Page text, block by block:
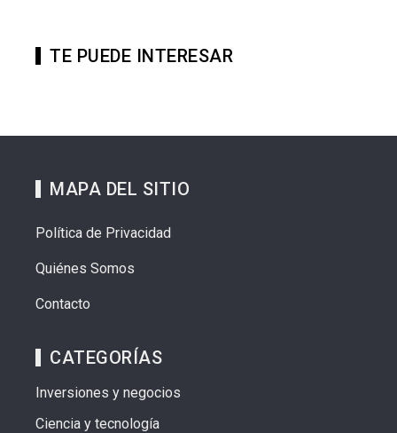
TE PUEDE INTERESAR
MAPA DEL SITIO
Política de Privacidad
Quiénes Somos
Contacto
CATEGORÍAS
Inversiones y negocios
Ciencia y tecnología